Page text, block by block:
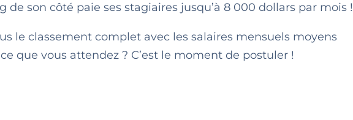
de son côté paie ses stagiaires jusqu’à 8 000 dollars par mois !
le classement complet avec les salaires mensuels moyens
que vous attendez ? C’est le moment de postuler !